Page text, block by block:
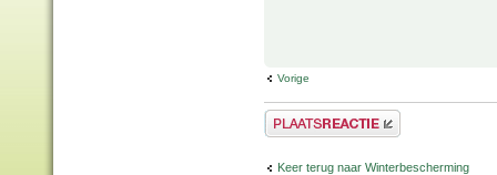
Vorige
Plaats een reactie
Keer terug naar Winterbescherming